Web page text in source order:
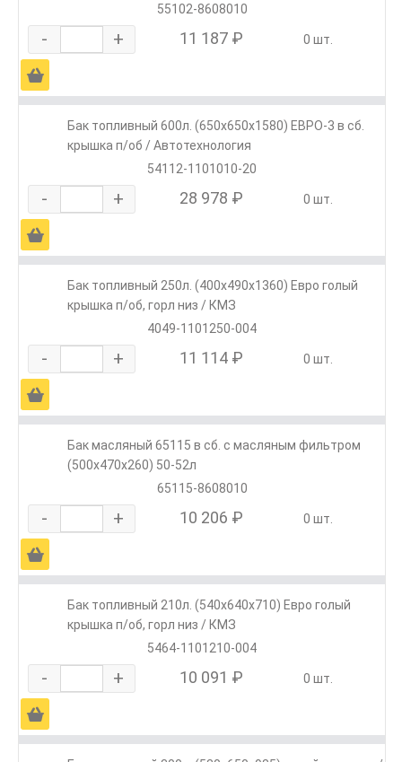
55102-8608010
- + 11 187 ₽ 0 шт.
Ä
Бак топливный 600л. (650х650х1580) ЕВРО-3 в сб.
крышка п/об / Автотехнология
54112-1101010-20
- + 28 978 ₽ 0 шт.
Ä
Бак топливный 250л. (400х490х1360) Евро голый
крышка п/об, горл низ / КМЗ
4049-1101250-004
- + 11 114 ₽ 0 шт.
Ä
Бак масляный 65115 в сб. с масляным фильтром
(500х470х260) 50-52л
65115-8608010
- + 10 206 ₽ 0 шт.
Ä
Бак топливный 210л. (540х640х710) Евро голый
крышка п/об, горл низ / КМЗ
5464-1101210-004
- + 10 091 ₽ 0 шт.
Ä